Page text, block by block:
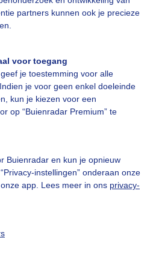
partners kunnen ook je precieze
voor toegang
je toestemming voor alle
je voor geen enkel doeleinde
kun je kiezen voor een
op “Buienradar Premium” te
Buienradar en kun je opnieuw
instellingen” onderaan onze
app. Lees meer in ons privacy-